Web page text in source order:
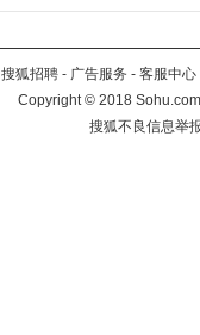
搜狐招聘 - 广告服务 - 客服中心
Copyright©2018
搜狐不良信息举